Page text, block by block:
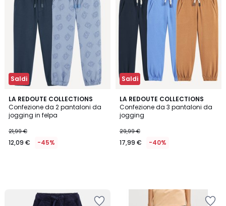
Saldi
LA REDOUTE COLLECTIONS
Confezione da 2 pantaloni da
jogging in felpa
21,99 €
12,09 € -45%
Saldi
LA REDOUTE COLLECTIONS
Confezione da 3 pantaloni da
jogging
29,99 €
17,99 € -40%